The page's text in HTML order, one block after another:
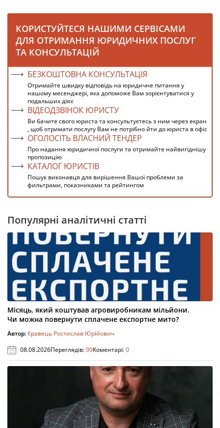
КОРИСТУЙТЕСЯ НАШИМИ СЕРВІСАМИ
ДЛЯ ОТРИМАННЯ ЮРИДИЧНИХ ПОСЛУГ
ТА КОНСУЛЬТАЦІЙ
БЕЗКОШТОВНА КОНСУЛЬТАЦІЯ
Отримайте швидку відповідь на юридичне питання у
нашому месенджері, яка допоможе Вам зорієнтуватися у
подальших діях
ВІДЕОДЗВІНОК ЮРИСТУ
Ви бачите свого юриста та консультуєтесь з ним через екран
, щоб отримати послугу Вам не потрібно йти до юриста в офіс
ОГОЛОСІТЬ ВЛАСНИЙ ТЕНДЕР
Про надання юридичної послуги та отримайте найвигіднішу
пропозицію
КАТАЛОГ ЮРИСТІВ
Пошук виконавця для вирішення Вашої проблеми за
фильтрами, показниками та рейтингом
Популярні аналітичні статті
Місяць, який коштував агровиробникам мільйони.
Чи можна повернути сплачене експортне мито?
Автор: Кравець Ростислав Юрійович
08.08.2026Переглядів:99Коментарі:0